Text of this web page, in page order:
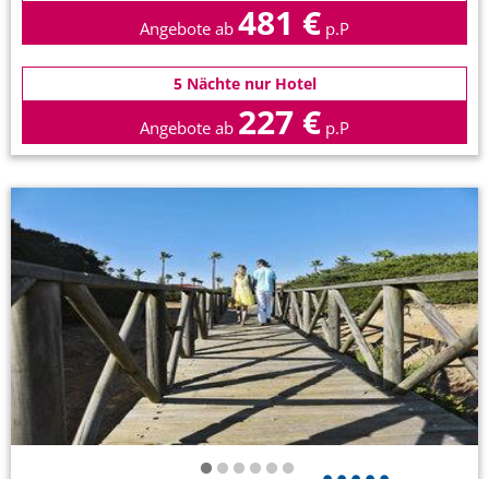
Angebote ab 481 € p.P
5 Nächte nur Hotel
Angebote ab 227 € p.P